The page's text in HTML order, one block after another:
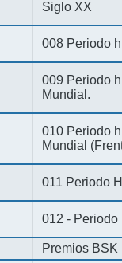
Siglo XX
008 Periodo
009 Periodo
Mundial.
010 Periodo
Mundial
011 Periodo
012 - Periodo
Premios BSK